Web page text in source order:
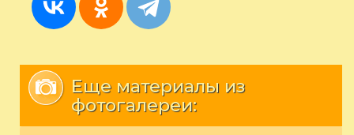
Еще материалы из
фотогалереи: